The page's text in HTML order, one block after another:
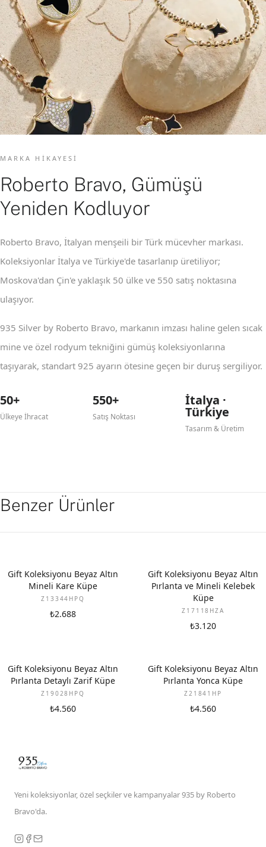
MARKA HIKAYESI
Roberto Bravo, Gümüşü
Yeniden Kodluyor
Roberto Bravo, İtalyan menşeili bir Türk mücevher markası.
Koleksiyonlar İtalya ve Türkiye'de tasarlanıp üretiliyor;
Moskova'dan Çin'e yaklaşık 50 ülke ve 550 satış noktasına
ulaşıyor.
935 Silver by Roberto Bravo, markanın imzası haline gelen sıcak
mine ve özel rodyum tekniğini gümüş koleksiyonlarına
taşıyarak, standart 925 ayarın ötesine geçen bir duruş sergiliyor.
50+
Ülkeye İhracat
550+
Satış Noktası
İtalya ·
Türkiye
Tasarım & Üretim
Benzer Ürünler
YENI
Gift Koleksiyonu Beyaz Altın
Mineli Kare Küpe
Z13344HPQ
₺2.688
YENI
Gift Koleksiyonu Beyaz Altın
Pırlanta ve Mineli Kelebek
Küpe
Z17118HZA
₺3.120
YENI
Gift Koleksiyonu Beyaz Altın
Pırlanta Detaylı Zarif Küpe
Z19028HPQ
₺4.560
YENI
Gift Koleksiyonu Beyaz Altın
Pırlanta Yonca Küpe
Z21841HP
₺4.560
Yeni koleksiyonlar, özel seçkiler ve kampanyalar 935 by Roberto
Bravo'da.